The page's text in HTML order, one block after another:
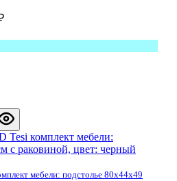
мебели: подстолье 80x44x49